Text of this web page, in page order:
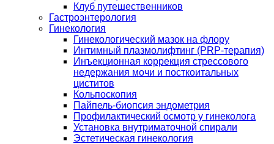
Клуб путешественников
Гастроэнтерология
Гинекология
Гинекологический мазок на флору
Интимный плазмолифтинг (PRP-терапия)
Инъекционная коррекция стрессового
недержания мочи и посткоитальных
циститов
Кольпоскопия
Пайпель-биопсия эндометрия
Профилактический осмотр у гинеколога
Установка внутриматочной спирали
Эстетическая гинекология